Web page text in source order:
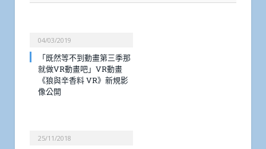
04/03/2019
「既然等不到動畫第三季那
就做VR動畫吧」VR動畫
《狼與辛香料 VR》新規影
像公開
25/11/2018